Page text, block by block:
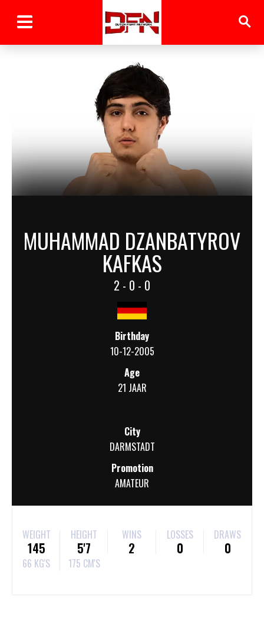
MUHAMMAD DZANBATYROV
KAFKAS
2 - 0 - 0
Birthday
10-12-2005
Age
21 JAAR
City
DARMSTADT
Promotion
AMATEUR
WEIGHT
145
66 KG'S
HEIGHT
5'7
175 CM'S
WINS
2
LOSSES
0
DRAWS
0